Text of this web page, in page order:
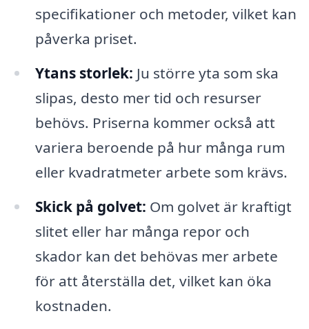
specifikationer och metoder, vilket kan
påverka priset.
Ytans storlek: Ju större yta som ska
slipas, desto mer tid och resurser
behövs. Priserna kommer också att
variera beroende på hur många rum
eller kvadratmeter arbete som krävs.
Skick på golvet: Om golvet är kraftigt
slitet eller har många repor och
skador kan det behövas mer arbete
för att återställa det, vilket kan öka
kostnaden.